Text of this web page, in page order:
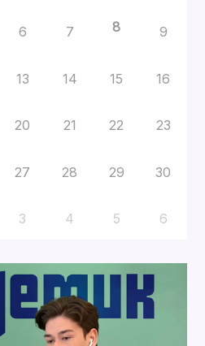
6 7 8 9
13 14 15 16
20 21 22 23
27 28 29 30
3 4 5 6